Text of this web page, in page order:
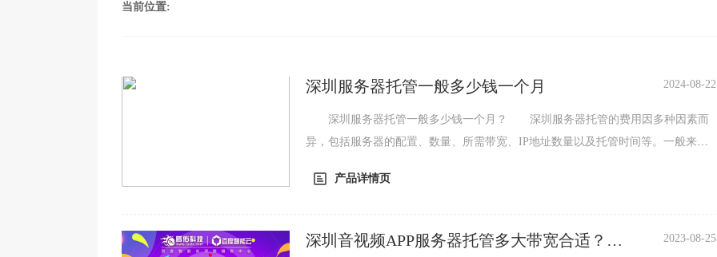
当前位置:
深圳服务器托管一般多少钱一个月 2024-08-22
深圳服务器托管一般多少钱一个月？ 深圳服务器托管的费用因多种因素而
异，包括服务器的配置、数量、所需带宽、IP地址数量以及托管时间等。一般来
等，具体取决于机柜的大小和配置。此外，带宽费用、IP地址费用和维护费用等也
的数字，但可以根据不同服务商的报价和自...
产品详情页
深圳音视频APP服务器托管多大带宽合适？服
2023-08-25